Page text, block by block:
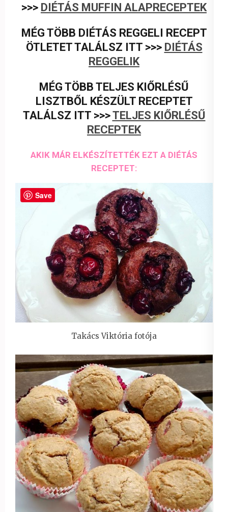
>>> DIÉTÁS MUFFIN ALAPRECEPTEK
MÉG TÖBB DIÉTÁS REGGELI RECEPT
ÖTLETET TALÁLSZ ITT >>> DIÉTÁS
REGGELIK
MÉG TÖBB TELJES KIŐRLÉSŰ
LISZTBŐL KÉSZÜLT RECEPTET
TALÁLSZ ITT >>>TELJES KIŐRLÉSŰ
RECEPTEK
AKIK MÁR ELKÉSZÍTETTÉK EZT A DIÉTÁS
RECEPTET:
Takács Viktória fotója
Save